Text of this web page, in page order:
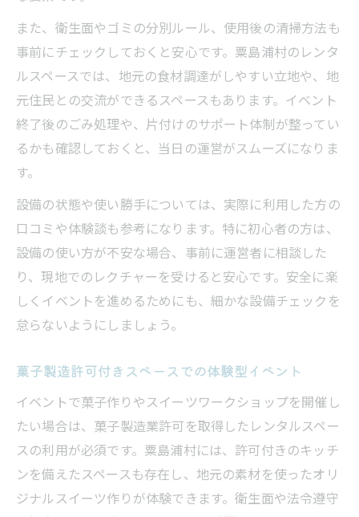
また、衛生面やゴミの分別ルール、使用後の清掃方法も
事前にチェックしておくと安心です。粟島浦村のレンタ
ルスペースでは、地元の食材調達がしやすい立地や、地
元住民との交流ができるスペースもあります。イベント
終了後のごみ処理や、片付けのサポート体制が整ってい
るかも確認しておくと、当日の運営がスムーズになりま
す。
設備の状態や使い勝手については、実際に利用した方の
口コミや体験談も参考になります。特に初心者の方は、
設備の使い方が不安な場合、事前に運営者に相談した
り、現地でのレクチャーを受けると安心です。安全に楽
しくイベントを進めるためにも、細かな設備チェックを
怠らないようにしましょう。
菓子製造許可付きスペースでの体験型イベント
イベントで菓子作りやスイーツワークショップを開催し
たい場合は、菓子製造業許可を取得したレンタルスペー
スの利用が必須です。粟島浦村には、許可付きのキッチ
ンを備えたスペースも存在し、地元の素材を使ったオリ
ジナルスイーツ作りが体験できます。衛生面や法令遵守